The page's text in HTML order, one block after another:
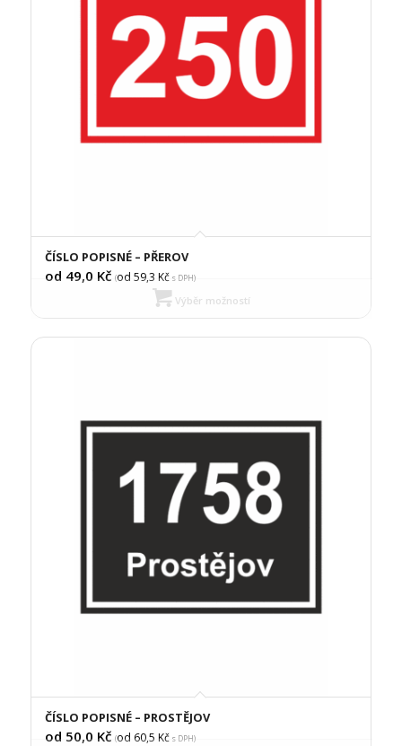
ČÍSLO POPISNÉ – PŘEROV
od 49,0 Kč (od 59,3 Kčs DPH)
Výběr možností
ČÍSLO POPISNÉ – PROSTĚJOV
od 50,0 Kč (od 60,5 Kčs DPH)